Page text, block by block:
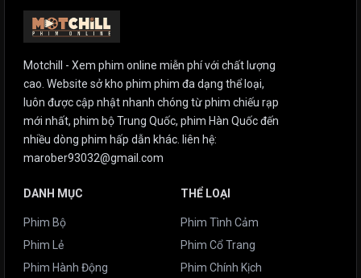
Motchill - Xem phim online miễn phí với chất lượng
cao. Website sở kho phim phim đa dạng thể loại,
luôn được cập nhật nhanh chóng từ phim chiếu rạp
mới nhất, phim bộ Trung Quốc, phim Hàn Quốc đến
nhiều dòng phim hấp dẫn khác. liên hệ:
marober93032@gmail.com
DANH MỤC
Phim Bộ
Phim Lẻ
Phim Hành Động
THỂ LOẠI
Phim Tình Cảm
Phim Cổ Trang
Phim Chính Kịch